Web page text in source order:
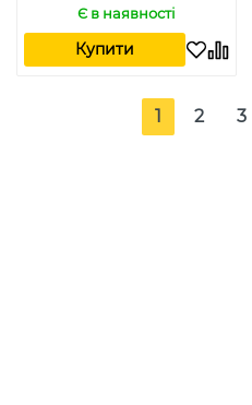
Є в наявності
Купити
1 2 3